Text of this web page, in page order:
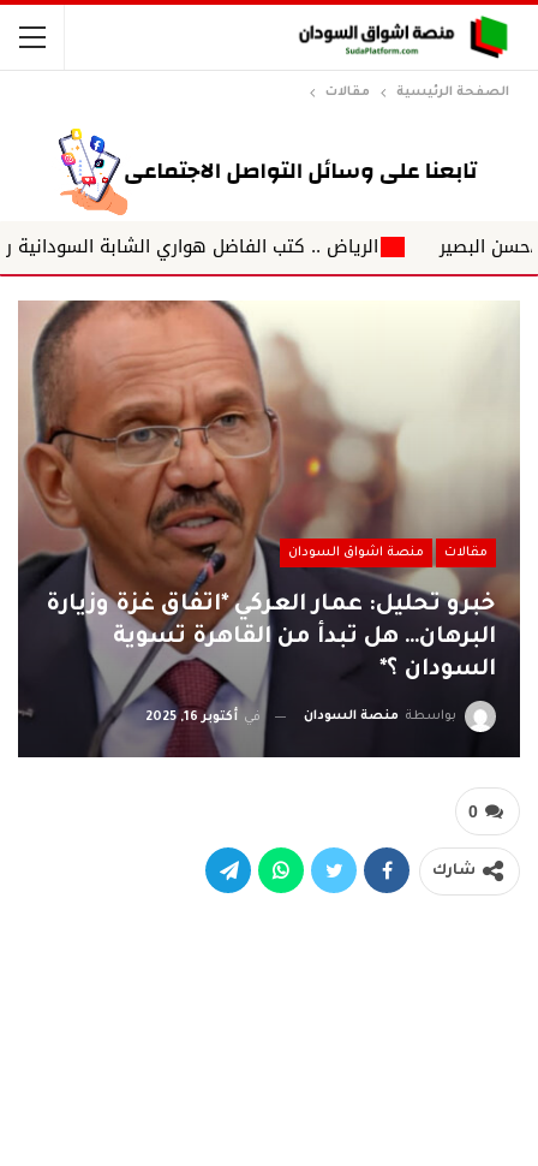
الصفحة الرئيسية مقالات
الرياض .. كتب الفاضل هواري الشابة السودانية رونق تعيد
مقالات منصة اشواق السودان
خبرو تحليل: عمار العركي *اتفاق غزة وزيارة
البرهان… هل تبدأ من القاهرة تسوية
السودان ؟*
بواسطة منصة السودان في أكتوبر 16, 2025
0
شارك